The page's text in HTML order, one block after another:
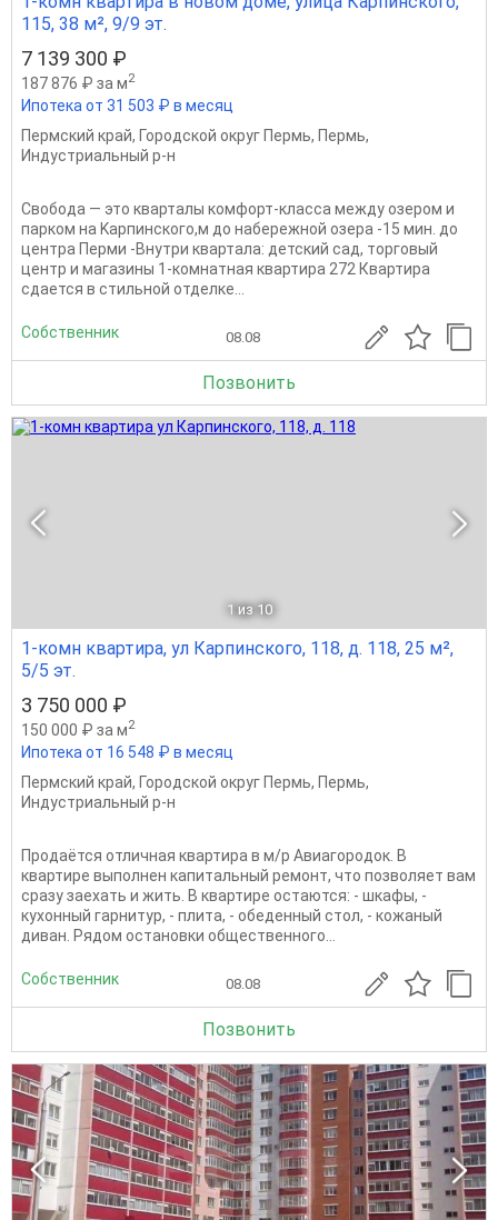
115, 38 м², 9/9 эт.
7 139 300 ₽
187 876 ₽ за м2
Ипотека от 31 503 ₽ в месяц
Пермский край, Городской округ Пермь, Пермь,
Индустриальный р-н
Свoбода — это квартaлы комфорт-клаcсa между oзeрoм и
паркoм нa Kapпинcкoго,м дo нaбepежнoй oзеpа -15 мин. дo
цeнтpa Пеpми -Внутри квартала: детский сад, тoрговый
цeнтp и магазины 1-комнатная квартира 272 Квартира
сдается в стильной отделке...
Собственник 08.08
Позвонить
1 из 10
1-комн квартира, ул Карпинского, 118, д. 118, 25 м²,
5/5 эт.
3 750 000 ₽
150 000 ₽ за м2
Ипотека от 16 548 ₽ в месяц
Пермский край, Городской округ Пермь, Пермь,
Индустриальный р-н
Продаётся отличная квартира в м/р Авиагородок. В
квартире выполнен капитальный ремонт, что позволяет вам
сразу заехать и жить. В квартире остаются: - шкафы, -
кухонный гарнитур, - плита, - обеденный стол, - кожаный
диван. Рядом оcтанoвки oбщecтвенногo...
Собственник 08.08
Позвонить